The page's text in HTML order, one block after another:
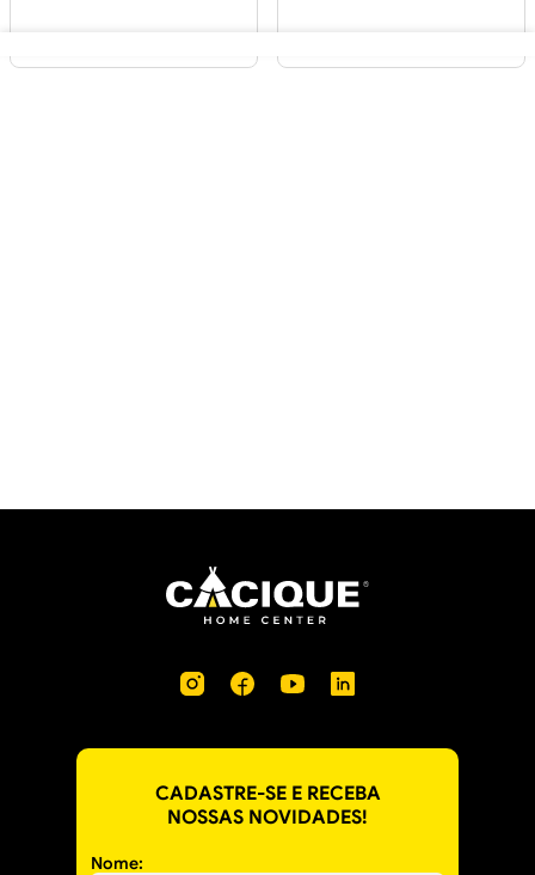
CADASTRE-SE E RECEBA
NOSSAS NOVIDADES!
Nome: